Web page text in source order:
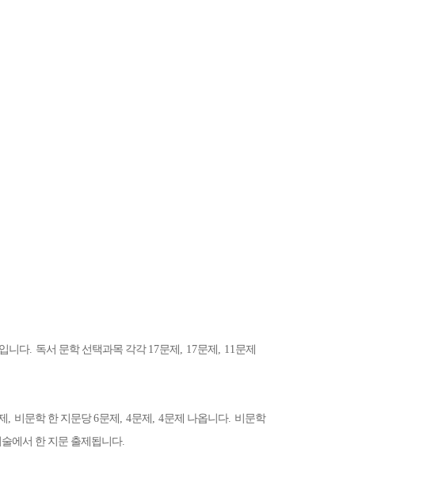
니다. 독서 문학 선택과목 각각 17문제 , 17문제 , 11문제
, 비문학 한 지문당6문제 , 4문제 , 4문제 나옵니다. 비문학
술에서 한 지문 출제됩니다.